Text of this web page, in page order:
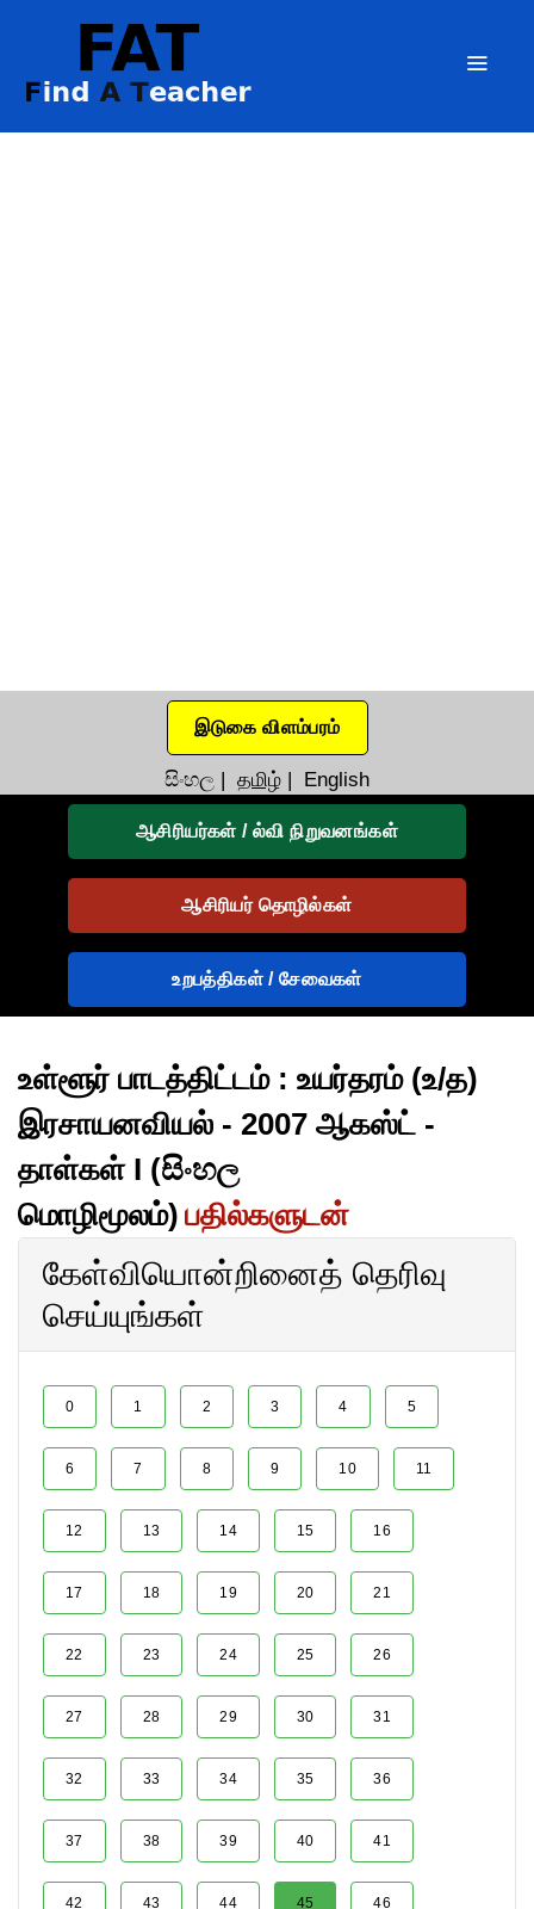
இடுகை விளம்பரம்
සිංහල | தமிழ் | English
ஆசிரியர்கள் / ல்வி நிறுவனங்கள்
ஆசிரியர் தொழில்கள்
உறபத்திகள் / சேவைகள்
உள்ளூர் பாடத்திட்டம் : உயர்தரம் (உ/த)
இரசாயனவியல் - 2007 ஆகஸ்ட் -
தாள்கள் I (සිංහල
மொழிமூலம்) பதில்களுடன்
கேள்வியொன்றினைத் தெரிவு
செய்யுங்கள்
0 1 2 3 4 5
6 7 8 9 10 11
12 13 14 15 16
17 18 19 20 21
22 23 24 25 26
27 28 29 30 31
32 33 34 35 36
37 38 39 40 41
42 43 44 45 46